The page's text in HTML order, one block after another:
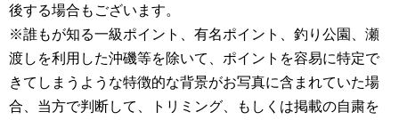
後する場合もございます。
※誰もが知る一級ポイント、有名ポイント、釣り公園、瀬
渡しを利用した沖磯等を除いて、ポイントを容易に特定で
きてしまうような特徴的な背景がお写真に含まれていた場
合、当方で判断して、トリミング、もしくは掲載の自粛を